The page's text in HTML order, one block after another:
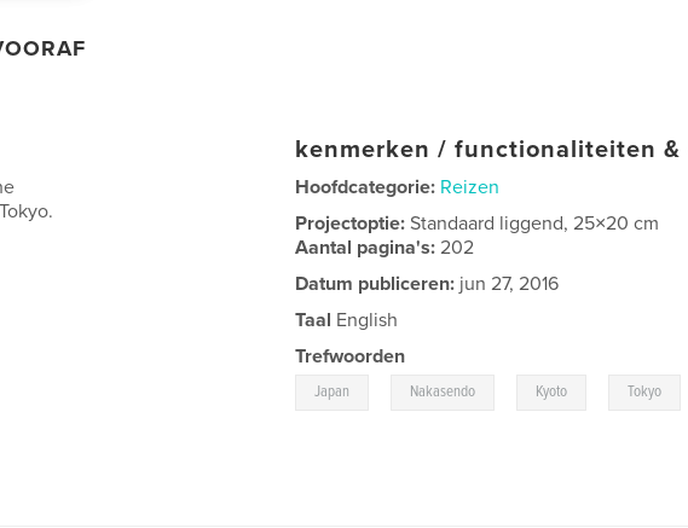
kenmerken / functionaliteiten &
Hoofdcategorie: Reizen
Projectoptie:Standaard liggend, 25×20 cm
Aantal pagina's:202
Datum publiceren: jun 27, 2016
Taal English
Trefwoorden
Japan Nakasendo Kyoto Tokyo